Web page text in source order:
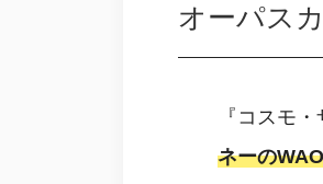
オーパス
『コスモ
ネーの